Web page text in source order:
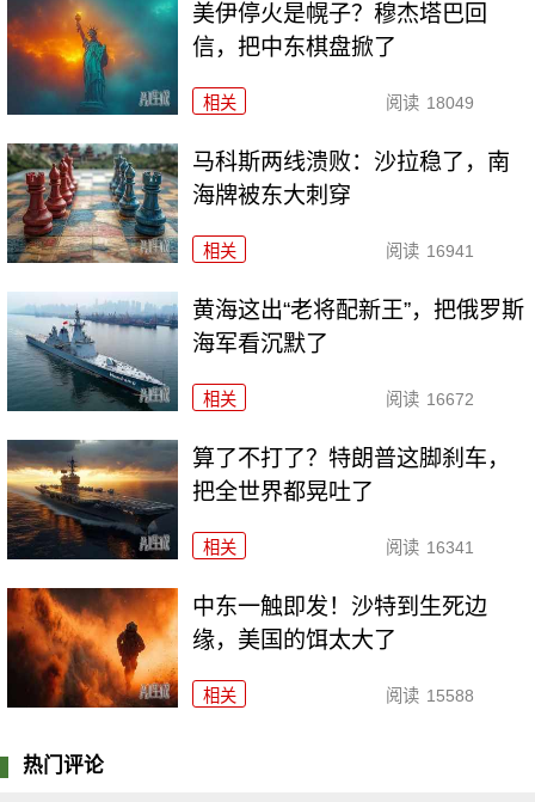
美伊停火是幌子？穆杰塔巴回
信，把中东棋盘掀了
相关 阅读 18049
马科斯两线溃败：沙拉稳了，南
海牌被东大刺穿
相关 阅读 16941
黄海这出“老将配新王”，把俄罗斯
海军看沉默了
相关 阅读 16672
算了不打了？特朗普这脚刹车，
把全世界都晃吐了
相关 阅读 16341
中东一触即发！沙特到生死边
缘，美国的饵太大了
相关 阅读 15588
热门评论